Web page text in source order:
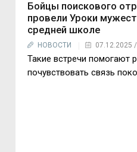
Бойцы поискового
провели Уроки
средней школе
НОВОСТИ 07.12.2025 /
Такие встречи помогают
почувствовать связь